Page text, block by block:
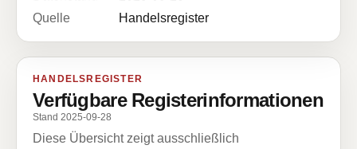
Quelle
Handelsregister
HANDELSREGISTER
Verfügbare Registerinformationen
Stand 2025-09-28
Diese Übersicht zeigt ausschließlich